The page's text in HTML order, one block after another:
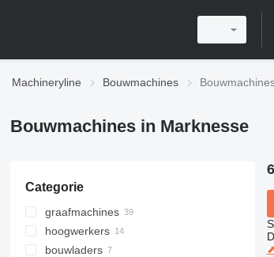
Machineryline Bouwmachines
Bouwmachines in Marknesse
Categorie
graafmachines
rupsgraafmachines
overslagkranen
hoogwerkers
telescoophoogwerkers
bouwladers
⬈